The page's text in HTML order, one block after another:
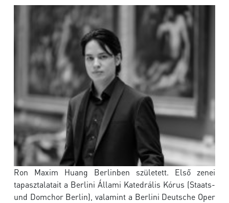
Ron Maxim Huang Berlinben született. Első zenei
tapasztalatait a Berlini Állami Katedrális Kórus (Staats-
und Domchor Berlin), valamint a Berlini Deutsche Oper